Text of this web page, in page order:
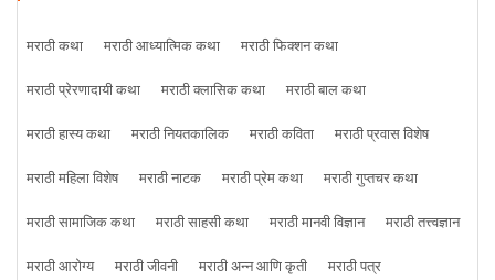
मराठी कथा मराठी आध्यात्मिक कथा
मराठी फिक्शन कथा
मराठी प्रेरणादायी कथा
मराठी क्लासिक कथा
मराठी बाल कथा
मराठी हास्य कथा
मराठी नियतकालिक मराठी कविता
मराठी प्रवास विशेष
मराठी महिला विशेष
मराठी नाटक मराठी प्रेम कथा
मराठी गुप्तचर कथा
मराठी सामाजिक कथा
मराठी साहसी कथा मराठी मानवी विज्ञान
मराठी तत्त्वज्ञान
मराठी आरोग्य
मराठी जीवनी मराठी अन्न आणि कृती
मराठी पत्र